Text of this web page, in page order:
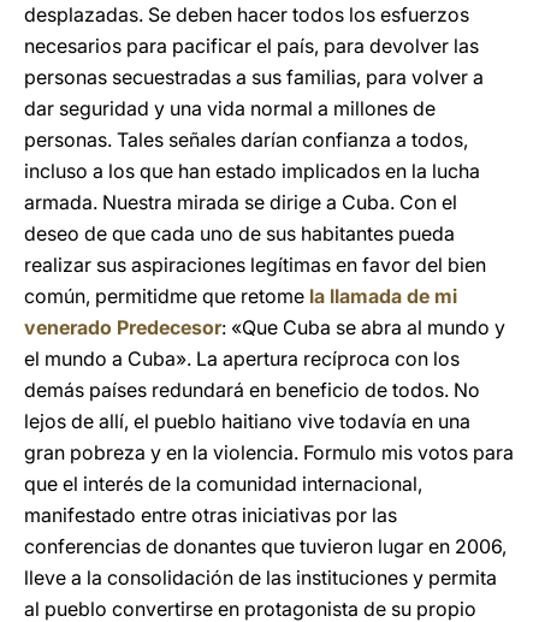
desplazadas. Se deben hacer todos los esfuerzos
necesarios para pacificar el país, para devolver las
personas secuestradas a sus familias, para volver a
dar seguridad y una vida normal a millones de
personas. Tales señales darían confianza a todos,
incluso a los que han estado implicados en la lucha
armada. Nuestra mirada se dirige a Cuba. Con el
deseo de que cada uno de sus habitantes pueda
realizar sus aspiraciones legítimas en favor del bien
común, permitidme que retome la llamada de mi
venerado Predecesor: «Que Cuba se abra al mundo y
el mundo a Cuba». La apertura recíproca con los
demás países redundará en beneficio de todos. No
lejos de allí, el pueblo haitiano vive todavía en una
gran pobreza y en la violencia. Formulo mis votos para
que el interés de la comunidad internacional,
manifestado entre otras iniciativas por las
conferencias de donantes que tuvieron lugar en 2006,
lleve a la consolidación de las instituciones y permita
al pueblo convertirse en protagonista de su propio